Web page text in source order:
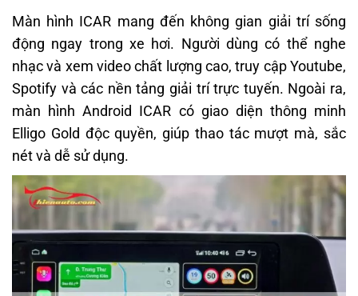
Màn hình ICAR mang đến không gian giải trí sống
động ngay trong xe hơi. Người dùng có thể nghe
nhạc và xem video chất lượng cao, truy cập Youtube,
Spotify và các nền tảng giải trí trực tuyến. Ngoài ra,
màn hình Android ICAR có giao diện thông minh
Elligo Gold độc quyền, giúp thao tác mượt mà, sắc
nét và dễ sử dụng.